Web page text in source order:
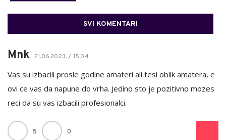
SVI KOMENTARI
Mnk 21.06.2023. / 15:04
Vas su izbacili prosle godine amateri ali tesi oblik amatera, e
ovi ce vas da napune do vrha. Jedino sto je pozitivno mozes
reci da su vas izbacili profesionalci.
5 0